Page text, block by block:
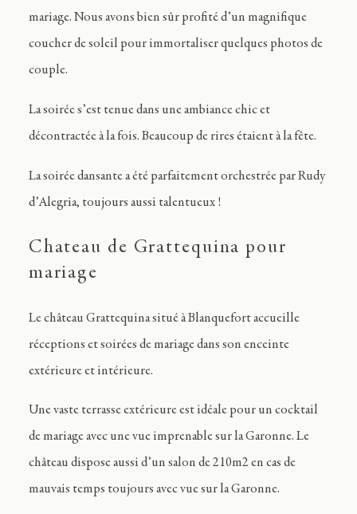
mariage. Nous avons bien sûr profité d’un magnifique
coucher de soleil pour immortaliser quelques photos de
couple.
La soirée s’est tenue dans une ambiance chic et
décontractée à la fois. Beaucoup de rires étaient à la fête.
La soirée dansante a été parfaitement orchestrée par Rudy
d’Alegria, toujours aussi talentueux !
Chateau de Grattequina pour
mariage
Le château Grattequina situé à Blanquefort accueille
réceptions et soirées de mariage dans son enceinte
extérieure et intérieure.
Une vaste terrasse extérieure est idéale pour un cocktail
de mariage avec une vue imprenable sur la Garonne. Le
château dispose aussi d’un salon de 210m2 en cas de
mauvais temps toujours avec vue sur la Garonne.